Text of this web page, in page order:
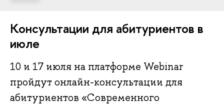
Консультации для абитуриентов в
июле
10 и 17 июля на платформе Webinar
пройдут онлайн-консультации для
абитуриентов «Современного